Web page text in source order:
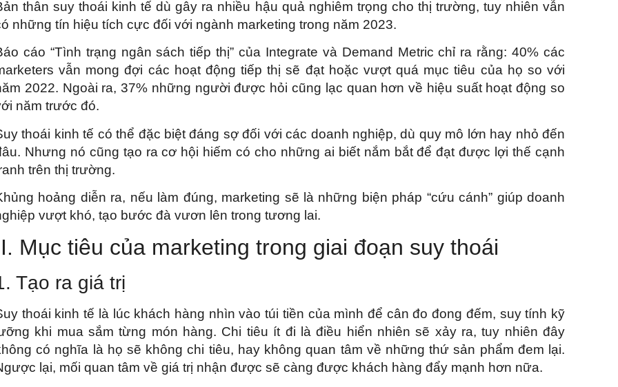
thân suy thoái kinh tế dù gây ra nhiều hậu quả nghiêm trọng cho thị trường, tuy nhiên vẫn
những tín hiệu tích cực đối với ngành marketing trong năm 2023.
cáo “Tình trạng ngân sách tiếp thị” của Integrate và Demand Metric chỉ ra rằng: 40% các
vẫn mong đợi các hoạt động tiếp thị sẽ đạt hoặc vượt quá mục tiêu của họ so với
2022. Ngoài ra, 37% những người được hỏi cũng lạc quan hơn về hiệu suất hoạt động so
năm trước đó.
thoái kinh tế có thể đặc biệt đáng sợ đối với các doanh nghiệp, dù quy mô lớn hay nhỏ đến
Nhưng nó cũng tạo ra cơ hội hiếm có cho những ai biết nắm bắt để đạt được lợi thế cạnh
trên thị trường.
hoảng diễn ra, nếu làm đúng, marketing sẽ là những biện pháp “cứu cánh” giúp doanh
vượt khó, tạo bước đà vươn lên trong tương lai.
Mục tiêu của marketing trong giai đoạn suy thoái
Tạo ra giá trị
thoái kinh tế là lúc khách hàng nhìn vào túi tiền của mình để cân đo đong đếm, suy tính kỹ
khi mua sắm từng món hàng. Chi tiêu ít đi là điều hiển nhiên sẽ xảy ra, tuy nhiên đây
có nghĩa là họ sẽ không chi tiêu, hay không quan tâm về những thứ sản phẩm đem lại.
lại, mối quan tâm về giá trị nhận được sẽ càng được khách hàng đẩy mạnh hơn nữa.